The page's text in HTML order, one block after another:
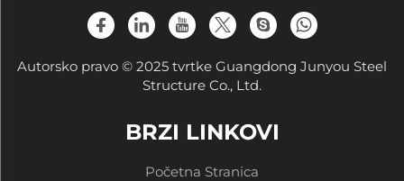
Autorsko pravo © 2025 tvrtke Guangdong Junyou Steel
Structure Co., Ltd.
BRZI LINKOVI
Početna Stranica